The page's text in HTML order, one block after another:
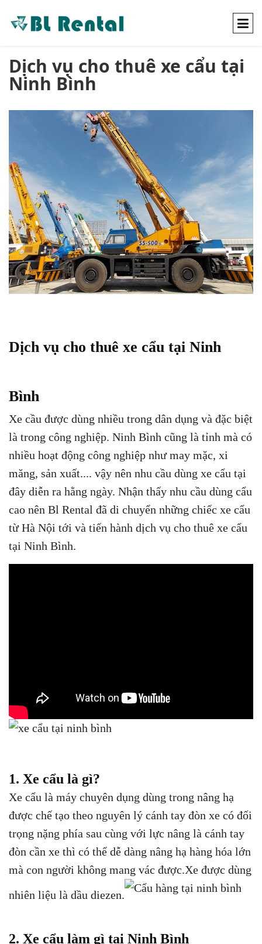
Dịch vụ cho thuê xe cẩu tại
Ninh Bình
Dịch vụ cho thuê xe cẩu tại Ninh
Bình
Xe cầu được dùng nhiều trong dân dụng và đặc biệt
là trong công nghiệp. Ninh Bình cũng là tỉnh mà có
nhiều hoạt động công nghiệp như may mặc, xi
măng, sản xuất.... vậy nên nhu cầu dùng xe cẩu tại
đây diễn ra hằng ngày. Nhận thấy nhu cầu dùng cẩu
cao nên Bl Rental đã di chuyển những chiếc xe cẩu
từ Hà Nội tới và tiến hành dịch vụ cho thuê xe cẩu
tại Ninh Bình.
1. Xe cẩu là gì?
Xe cẩu là máy chuyên dụng dùng trong nâng hạ
được chế tạo theo nguyên lý cánh tay đòn xe có đối
trọng nặng phía sau cùng với lực nâng là cánh tay
đòn cần xe thì có thể dễ dàng nâng hạ hàng hóa lớn
mà con người không mang vác được.Xe được dùng
nhiên liệu là dầu diezen.
2. Xe cẩu làm gì tại Ninh Bình